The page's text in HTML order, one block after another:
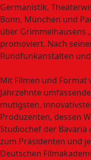
Germanistik,
Bonn, München und
über Grimmelhausens
promoviert. Nach
Rundfunkanstalten
Mit Filmen und
Jahrzehnte
mutigsten,
Produzenten, dessen
Studiochef der Bavaria
zum Präsidenten und
Deutschen